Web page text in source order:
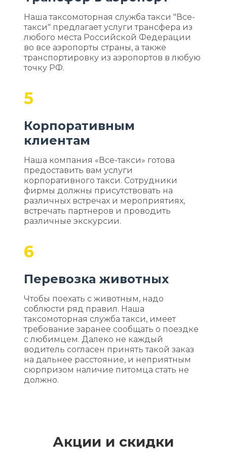
Наша таксомоторная служба такси "Все-
такси" предлагает услуги трансфера из
любого места Российской Федерации
во все аэропорты страны, а также
транспортировку из аэропортов в любую
точку РФ.
5
Корпоративным
клиентам
Наша компания «Все-такси» готова
предоставить вам услуги
корпоративного такси. Сотрудники
фирмы должны присутствовать на
различных встречах и мероприятиях,
встречать партнеров и проводить
различные экскурсии.
6
Перевозка животных
Чтобы поехать с животным, надо
соблюсти ряд правил. Наша
таксомоторная служба такси, имеет
требование заранее сообщать о поездке
с любимцем. Далеко не каждый
водитель согласен принять такой заказ
на дальнее расстояние, и неприятным
сюрпризом наличие питомца стать не
должно.
Акции и скидки